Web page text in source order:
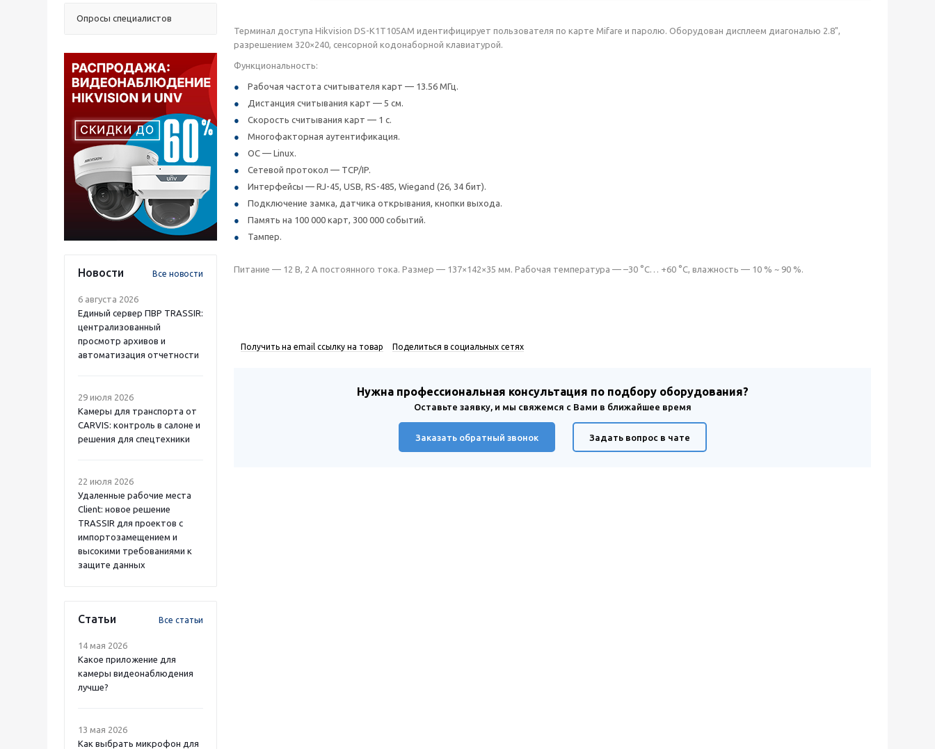
Опросы специалистов
Новости Все новости
6 августа 2026
Единый сервер ПВР TRASSIR:
централизованный
просмотр архивов и
автоматизация отчетности
29 июля 2026
Камеры для транспорта от
CARVIS: контроль в салоне и
решения для спецтехники
22 июля 2026
Удаленные рабочие места
Client: новое решение
TRASSIR для проектов с
импортозамещением и
высокими требованиями к
защите данных
Статьи Все статьи
14 мая 2026
Какое приложение для
камеры видеонаблюдения
лучше?
13 мая 2026
Как выбрать микрофон для
Терминал доступа Hikvision DS-K1T105AM идентифицирует пользователя по карте Mifare и паролю. Оборудован дисплеем диагональю 2.8",
разрешением 320×240, сенсорной кодонаборной клавиатурой.
Функциональность:
Рабочая частота считывателя карт — 13.56 МГц.
Дистанция считывания карт — 5 см.
Скорость считывания карт — 1 с.
Многофакторная аутентификация.
ОС — Linux.
Сетевой протокол — TCP/IP.
Интерфейсы — RJ-45, USB, RS-485, Wiegand (26, 34 бит).
Подключение замка, датчика открывания, кнопки выхода.
Память на 100 000 карт, 300 000 событий.
Тампер.
Питание — 12 В, 2 А постоянного тока. Размер — 137×142×35 мм. Рабочая температура — –30 °С… +60 °С, влажность — 10 % ~ 90 %.
Получить на email ссылку на товар Поделиться в социальных сетях
Нужна профессиональная консультация по подбору оборудования?
Оставьте заявку, и мы свяжемся с Вами в ближайшее время
Заказать обратный звонок Задать вопрос в чате